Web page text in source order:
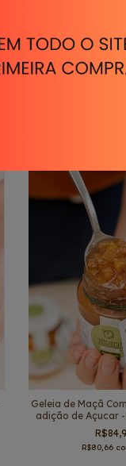
Geleia de Manga
700g
Geleia de Maçã
adição de Açucar -
700g
R$80,66